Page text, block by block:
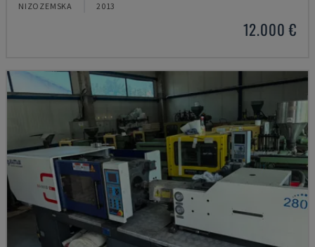
NIZOZEMSKA 2013
12.000 €